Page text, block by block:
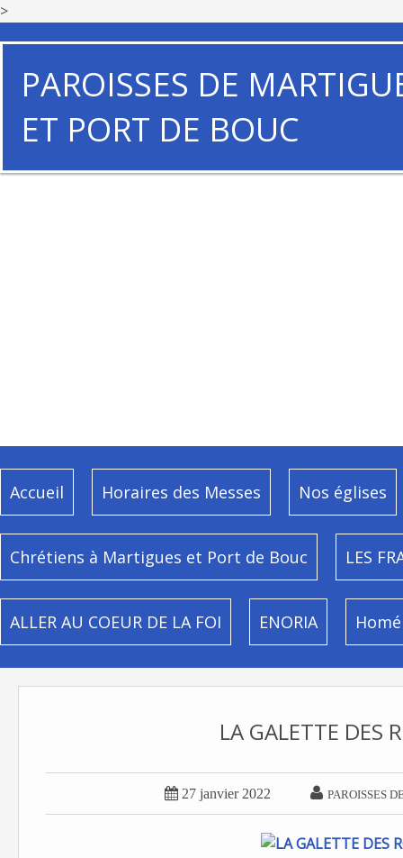
>
PAROISSES DE
ET PORT DE BOUC
Accueil Horaires des Messes Nos églises
Chrétiens à Martigues et Port de Bouc LES
ALLER AU COEUR DE LA FOI ENORIA
LA GALETTE DES
 27 janvier 2022  PAROISSES